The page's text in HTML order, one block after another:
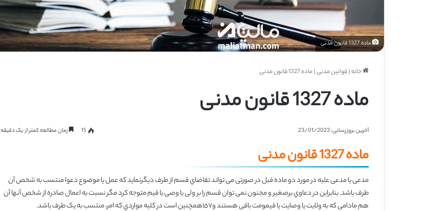
ماده 1327 قانون مدنی
خانه|قوانین مدنی|ماده 1327 قانون مدنی
ماده 1327 قانون مدنی
آخرین بروزرسانی: 23/01/2023 15 زمان مطالعه کمتر از یک دقیقه
ماده 1327 قانون مدنی
مدعی یا مدعی علیه در مورد دو ماده قبل در صورتی می تواند تقاضاي قسم از طرف دیگرنماید که عمل یا موضوع دعوا منتسب به شخص آن
طرف باشد. بنابراین در دعاوي برصغیر و مجنون نمی توان قسم را بر ولی یا وصی یا قیم متوجه کرد مگر نسبت به اعمالصادره از شخص آنها آن
هم مادامی که به ولایت یا وصایت یا قیمومت باقی هستند و١٥٧همچنین است در کلیه مواردي که امر، منتسب به یک طرف باشد.